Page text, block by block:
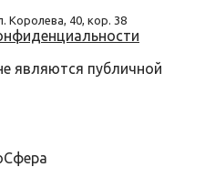
Королева, 40, кор. 38
являются публичной